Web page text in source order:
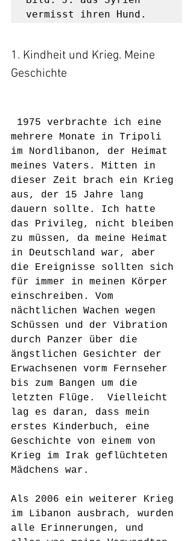
vermisst ihren Hund.
1. Kindheit und Krieg. Meine
Geschichte
mehrere Monate in Tripoli
im Nordlibanon, der Heimat
meines Vaters. Mitten in
dieser Zeit brach ein Krieg
aus, der 15 Jahre lang
dauern sollte. Ich hatte
das Privileg, nicht bleiben
zu müssen, da meine Heimat
in Deutschland war, aber
die Ereignisse sollten sich
für immer in meinen Körper
einschreiben. Vom
nächtlichen Wachen wegen
Schüssen und der Vibration
durch Panzer über die
ängstlichen Gesichter der
Erwachsenen vorm Fernseher
bis zum Bangen um die
letzten Flüge.  Vielleicht
lag es daran, dass mein
erstes Kinderbuch, eine
Geschichte von einem von
Krieg im Irak geflüchteten
Mädchens war.
Als 2006 ein weiterer Krieg
im Libanon ausbrach, wurden
alle Erinnerungen, und